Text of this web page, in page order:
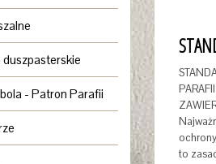
duszpasterskie
- Patron Parafii
to